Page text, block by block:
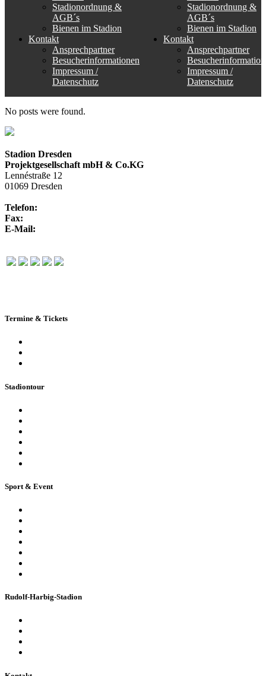
Stadionordnung &
AGB´s
Bienen im Stadion
Kontakt
Ansprechpartner
Besucherinformationen
Impressum /
Datenschutz
Stadionordnung &
AGB´s
Bienen im Stadion
Kontakt
Ansprechpartner
Impressum /
Datenschutz
No posts were found.
Stadion Dresden
Projektgesellschaft mbH & Co.KG
Lennéstraße 12
01069 Dresden
Telefon:
Fax:
E-Mail:
Termine & Tickets
Stadiontour
Sport & Event
Rudolf-Harbig-Stadion